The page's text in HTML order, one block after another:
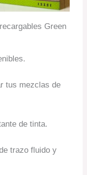
Green
tus mezclas de
de tinta.
trazo fluido y